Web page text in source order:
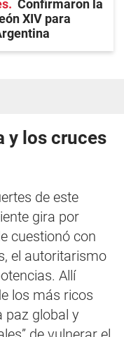
Confirmaron la
XIV para
y los cruces
de este
gira por
cuestionó con
el autoritarismo
Allí
los más ricos
paz global y